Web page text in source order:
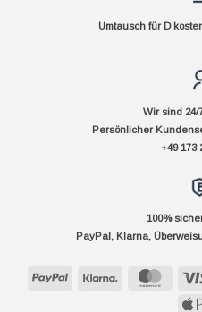
Umtausch für D
Wir sind 24/
Persönlicher
+49 173
100%
PayPal, Klarna,
PayPal Klarna